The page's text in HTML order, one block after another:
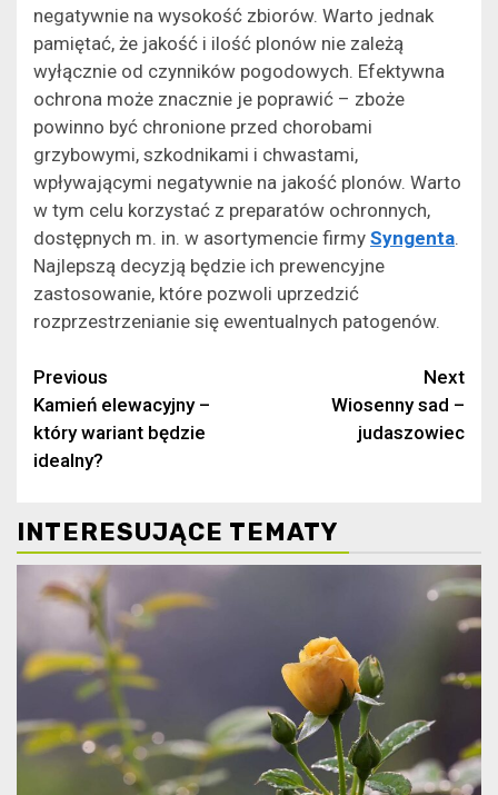
negatywnie na wysokość zbiorów. Warto jednak
pamiętać, że jakość i ilość plonów nie zależą
wyłącznie od czynników pogodowych. Efektywna
ochrona może znacznie je poprawić – zboże
powinno być chronione przed chorobami
grzybowymi, szkodnikami i chwastami,
wpływającymi negatywnie na jakość plonów. Warto
w tym celu korzystać z preparatów ochronnych,
dostępnych m. in. w asortymencie firmy Syngenta.
Najlepszą decyzją będzie ich prewencyjne
zastosowanie, które pozwoli uprzedzić
rozprzestrzenianie się ewentualnych patogenów.
Continue
Reading
Previous
Kamień elewacyjny –
który wariant będzie
idealny?
Next
Wiosenny sad –
judaszowiec
INTERESUJĄCE TEMATY